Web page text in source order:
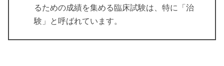
るための成績を集める臨床試験は、特に「治
験」と呼ばれています。